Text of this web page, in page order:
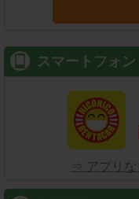
スマートフォン
⇒ アプリな